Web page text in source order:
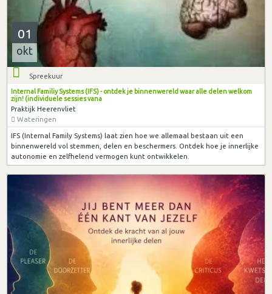
01
okt
Spreekuur
Internal Familiy Systems (IFS) - ontdek je binnenwereld waar alle delen welkom
zijn! (individuele sessies vana
Praktijk Heerenvliet
Wateringen
IFS (Internal Family Systems) laat zien hoe we allemaal bestaan uit een
binnenwereld vol stemmen, delen en beschermers. Ontdek hoe je innerlijke
autonomie en zelfhelend vermogen kunt ontwikkelen.